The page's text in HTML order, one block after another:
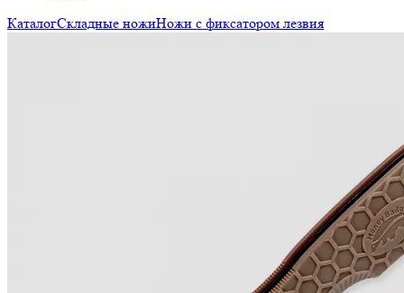
КаталогСкладные ножиНожи с фиксатором лезвия